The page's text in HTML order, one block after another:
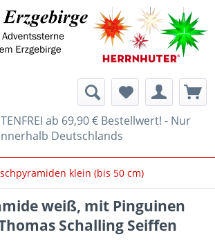
ab 69,90 € Bestellwert! - Nur
Deutschlands
klein (bis 50 cm)
weiß, mit Pinguinen
Schalling Seiffen